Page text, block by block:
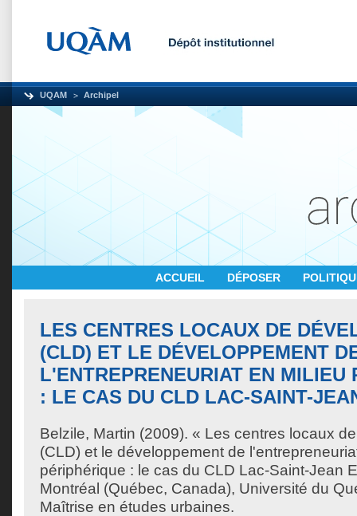
UQAM Archipel
ACCUEIL DÉPOSER
LES CENTRES LOCAUX DE
(CLD) ET LE DÉVELOPPEMENT
L'ENTREPRENEURIAT EN MILIEU
: LE CAS DU CLD LAC-SAINT-
Belzile, Martin (2009). « Les centres locaux
(CLD) et le développement de
périphérique : le cas du CLD Lac-Saint-Jean
Montréal (Québec, Canada), Université du
Maîtrise en études urbaines.